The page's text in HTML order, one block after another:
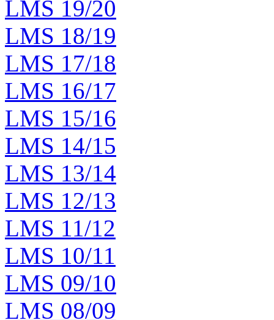
LMS 19/20
LMS 18/19
LMS 17/18
LMS 16/17
LMS 15/16
LMS 14/15
LMS 13/14
LMS 12/13
LMS 11/12
LMS 10/11
LMS 09/10
LMS 08/09